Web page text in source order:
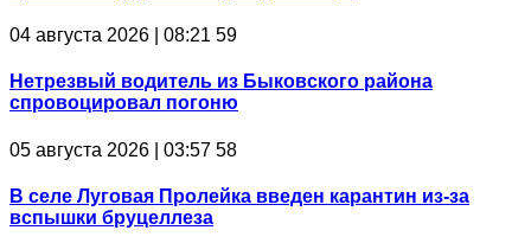
04 августа 2026 | 08:21 59
Нетрезвый водитель из Быковского района
спровоцировал погоню
05 августа 2026 | 03:57 58
В селе Луговая Пролейка введен карантин из-за
вспышки бруцеллеза